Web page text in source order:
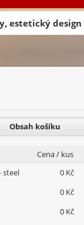
estetický design
Obsah košíku
Cena / kus
steel
0 Kč
0 Kč
0 Kč